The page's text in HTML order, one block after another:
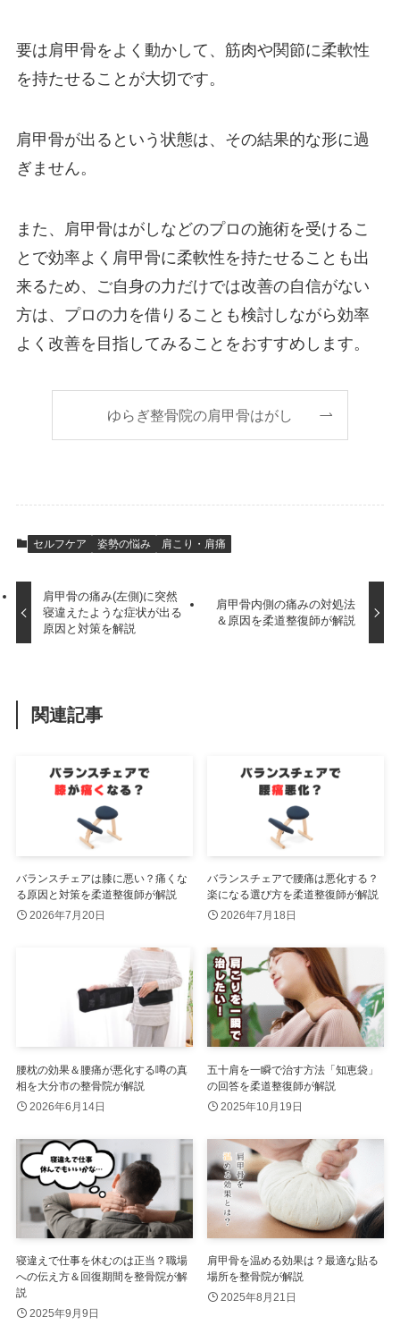
要は肩甲骨をよく動かして、筋肉や関節に柔軟性
を持たせることが大切です。
肩甲骨が出るという状態は、その結果的な形に過
ぎません。
また、肩甲骨はがしなどのプロの施術を受けるこ
とで効率よく肩甲骨に柔軟性を持たせることも出
来るため、ご自身の力だけでは改善の自信がない
方は、プロの力を借りることも検討しながら効率
よく改善を目指してみることをおすすめします。
ゆらぎ整骨院の肩甲骨はがし
セルフケア 姿勢の悩み 肩こり・肩痛
肩甲骨の痛み(左側)に突然
寝違えたような症状が出る
原因と対策を解説
肩甲骨内側の痛みの対処法
＆原因を柔道整復師が解説
関連記事
バランスチェアは膝に悪い？痛くな
る原因と対策を柔道整復師が解説
2026年7月20日
バランスチェアで腰痛は悪化する？
楽になる選び方を柔道整復師が解説
2026年7月18日
腰枕の効果＆腰痛が悪化する噂の真
相を大分市の整骨院が解説
2026年6月14日
五十肩を一瞬で治す方法「知恵袋」
の回答を柔道整復師が解説
2025年10月19日
寝違えで仕事を休むのは正当？職場
への伝え方＆回復期間を整骨院が解
説
2025年9月9日
肩甲骨を温める効果は？最適な貼る
場所を整骨院が解説
2025年8月21日